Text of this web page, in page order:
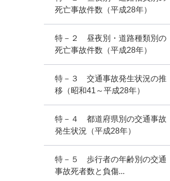
死亡事故件数（平成28年）
特－２ 昼夜別・道路種類別の
死亡事故件数（平成28年）
特－３ 交通事故発生状況の推
移（昭和41～平成28年）
特－４ 都道府県別の交通事故
発生状況（平成28年）
特－５ 歩行者の年齢別の交通
事故死者数と負傷...